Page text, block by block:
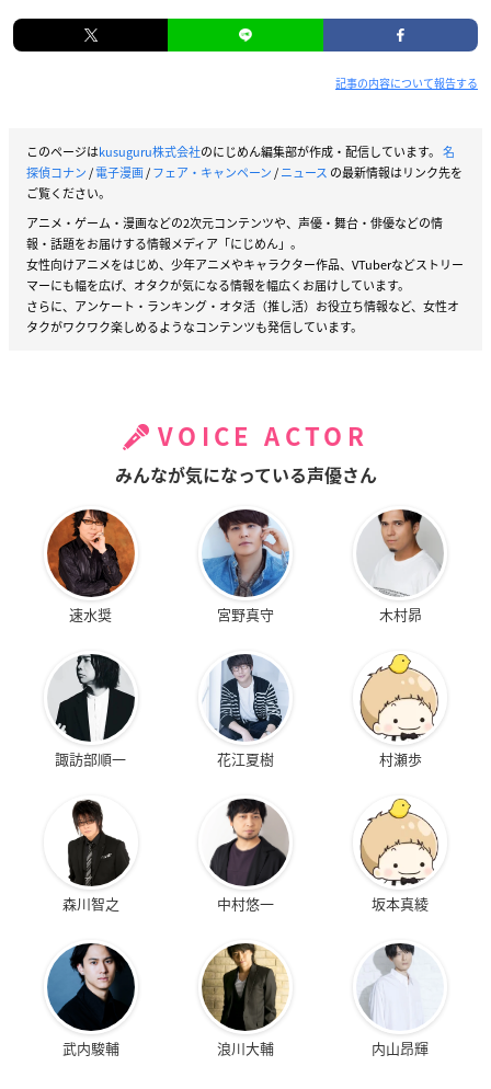
記事の内容について報告する
このページはkusuguru株式会社のにじめん編集部が作成・配信しています。 名
探偵コナン/電子漫画/フェア・キャンペーン/ニュース の最新情報はリンク先を
ご覧ください。
アニメ・ゲーム・漫画などの2次元コンテンツや、声優・舞台・俳優などの情
報・話題をお届けする情報メディア「にじめん」。
女性向けアニメをはじめ、少年アニメやキャラクター作品、VTuberなどストリー
マーにも幅を広げ、オタクが気になる情報を幅広くお届けしています。
さらに、アンケート・ランキング・オタ活（推し活）お役立ち情報など、女性オ
タクがワクワク楽しめるようなコンテンツも発信しています。
VOICE ACTOR
みんなが気になっている声優さん
速水奨 宮野真守 木村昴
諏訪部順一 花江夏樹 村瀬歩
森川智之 中村悠一 坂本真綾
武内駿輔 浪川大輔 内山昂輝